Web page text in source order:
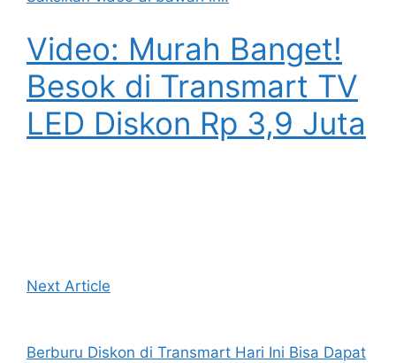
Video: Murah Banget!
Besok di Transmart TV
LED Diskon Rp 3,9 Juta
Next Article
Berburu Diskon di Transmart Hari Ini Bisa Dapat